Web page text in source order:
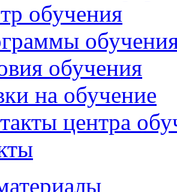
обучения
обучения
на обучение
центра